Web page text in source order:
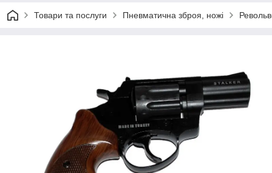
Товари та послуги Пневматична зброя, ножі